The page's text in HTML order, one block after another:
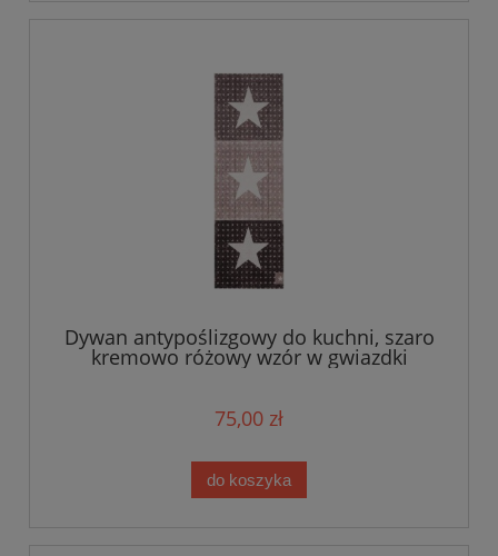
Dywan antypoślizgowy do kuchni, szaro
kremowo różowy wzór w gwiazdki
50x150cm ZALA LIVING
75,00 zł
do koszyka